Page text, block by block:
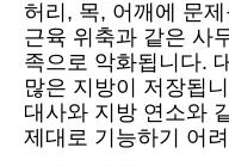
허리, 목, 어깨에 문
근육 위축과 같은 사
족으로 악화됩니다.
많은 지방이 저장됩
대사와 지방 연소와
제대로 기능하기 어